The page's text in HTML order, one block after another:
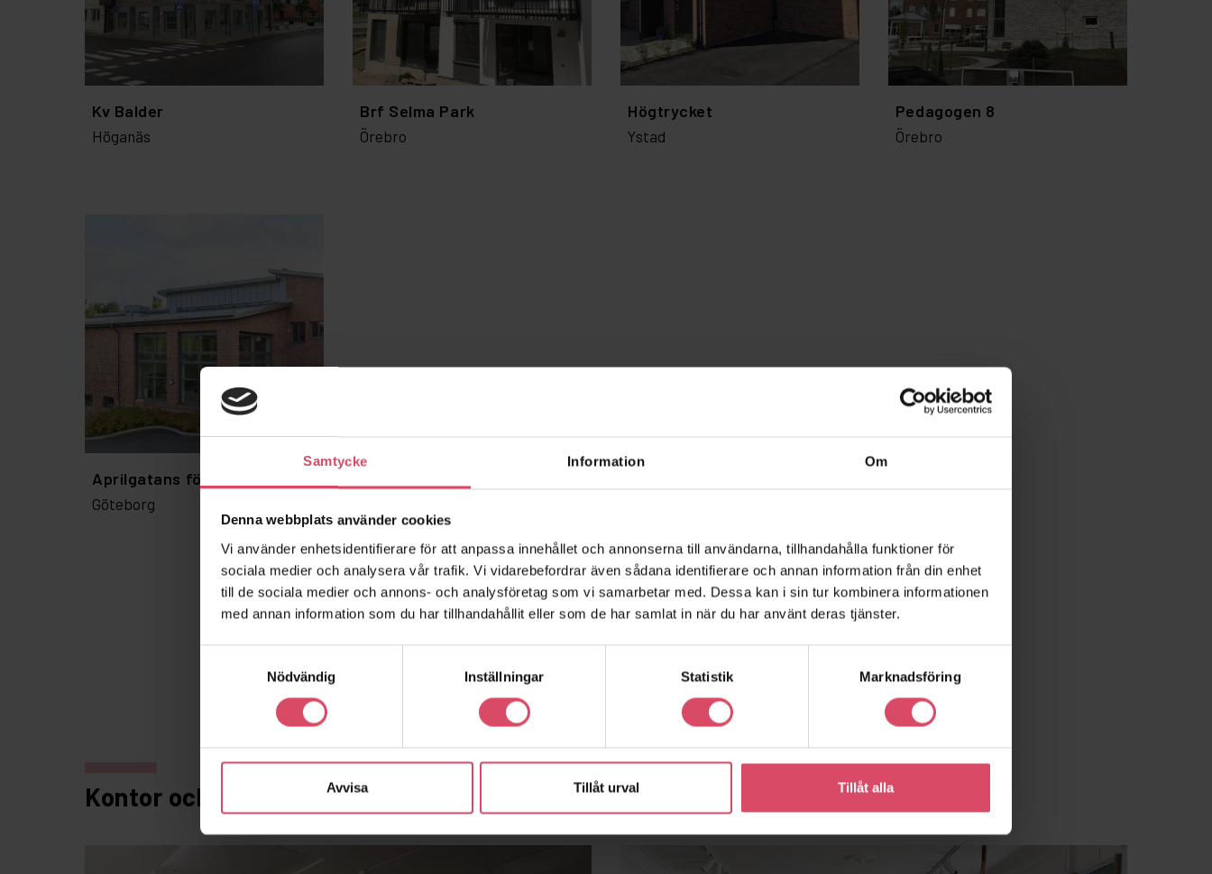
Samtycke Information Om
Denna webbplats använder cookies
Vi använder enhetsidentifierare för att anpassa innehållet och annonserna till användarna, tillhandahålla funktioner för
sociala medier och analysera vår trafik. Vi vidarebefordrar även sådana identifierare och annan information från din enhet
till de sociala medier och annons- och analysföretag som vi samarbetar med. Dessa kan i sin tur kombinera informationen
med annan information som du har tillhandahållit eller som de har samlat in när du har använt deras tjänster.
Nödvändig
Inställningar Statistik Marknadsföring
Avvisa Tillåt urval Tillåt alla
Kv Balder
Höganäs
Brf Selma Park
Örebro
Högtrycket
Ystad
Pedagogen 8
Örebro
Aprilgatans förskola
Göteborg
Kontor och showroom